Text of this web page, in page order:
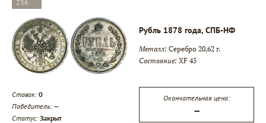
236
Рубль 1878 года, СПБ-НФ
Металл: Серебро 20,62 г.
Состояние: XF 45
Ставок:0
Победитель: —
Статус:Закрыт
Окончательная цена:
—